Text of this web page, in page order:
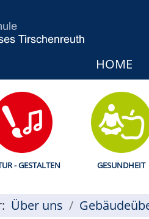
HOME
- GESTALTEN GESUNDHEIT
Über uns